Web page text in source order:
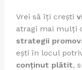
Vrei să îți crești
atragi mai mulți
strategii
ești în locul
conținut plătit,